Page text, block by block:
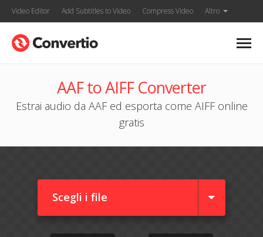
Video Editor Add Subtitles to Video Compress Video Altro
AAF to AIFF Converter
Estrai audio da AAF ed esporta come AIFF online
gratis
Scegli i file